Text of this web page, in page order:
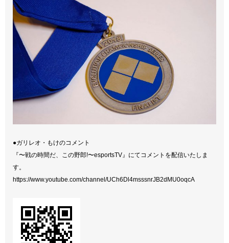
●ガリレオ・もけのコメント
『〜戦の時間だ、この野郎!〜esportsTV』にてコメントを配信いたしま
す。
https://www.youtube.com/channel/UCh6Dl4msssnrJB2dMU0oqcA